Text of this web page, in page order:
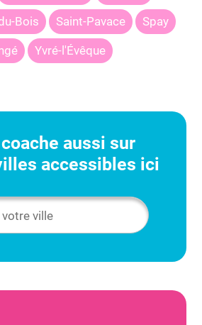
Bois Saint-Pavace Spay
Yvré-l'Évêque
coache aussi sur
accessibles ici